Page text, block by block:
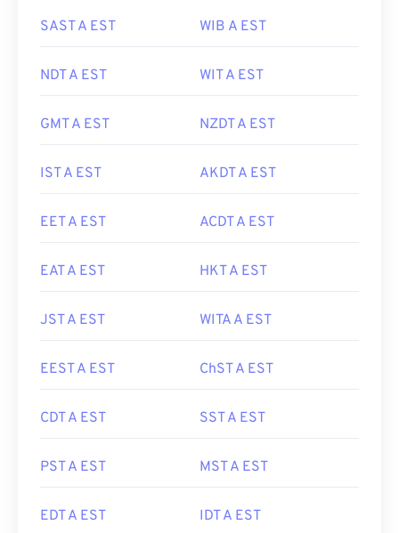
SAST A EST WIB A EST
NDT A EST WIT A EST
GMT A EST NZDT A EST
IST A EST AKDT A EST
EET A EST ACDT A EST
EAT A EST HKT A EST
JST A EST WITA A EST
EEST A EST ChST A EST
CDT A EST SST A EST
PST A EST MST A EST
EDT A EST IDT A EST